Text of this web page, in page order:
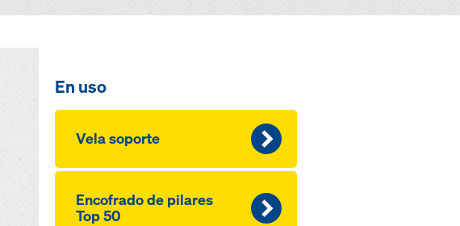
En uso
Vela soporte
Encofrado de pilares
Top 50